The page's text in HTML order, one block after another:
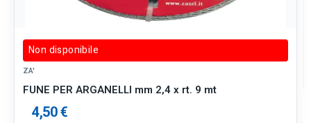
Non disponibile
ZA'
FUNE PER ARGANELLI mm 2,4 x rt. 9 mt
4,50 €